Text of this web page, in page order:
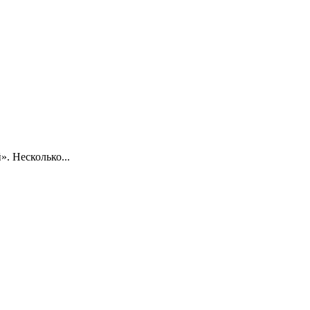
Несколько...